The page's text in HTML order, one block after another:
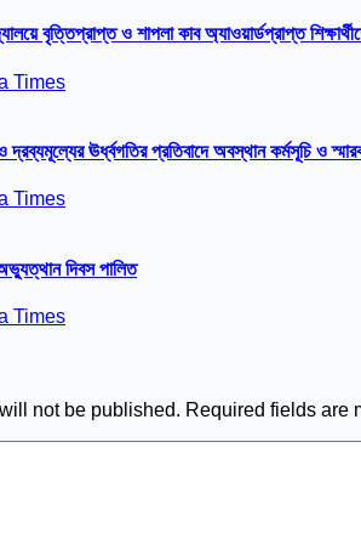
বৃত্তিপ্রাপ্ত ও শাপলা কাব অ্যাওয়ার্ডপ্রাপ্ত
Times
ঊর্ধ্বগতির প্রতিবাদে অবস্থান কর্মসূচি ও
Times
দিবস পালিত
Times
not be published. Required fields are